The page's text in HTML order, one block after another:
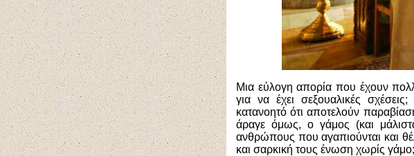
Μια εύλογη απορία που έχουν
για να έχει σεξουαλικές
κατανοητό ότι αποτελούν
άραγε όμως, ο γάμος (και
ανθρώπους που αγαπιούνται και
και σαρκική τους ένωση χωρίς